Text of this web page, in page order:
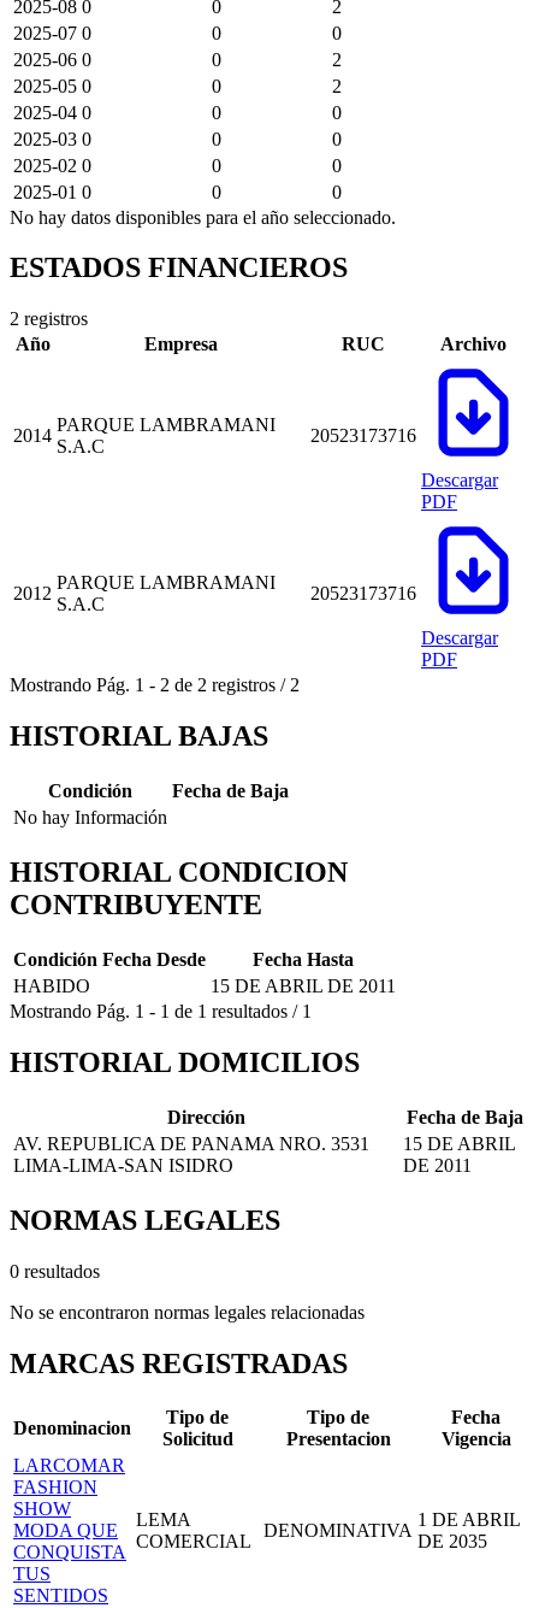
2025-08 0 0
2
2025-07 0 0
0
2025-06 0 0
2
2025-05 0 0
2
2025-04 0 0
0
2025-03 0 0
0
2025-02 0 0
0
2025-01 0 0
0
No hay datos disponibles para el año seleccionado.
ESTADOS FINANCIEROS
2 registros
Año
Empresa RUC Archivo
2014
PARQUE LAMBRAMANI
S.A.C
20523173716
Descargar
PDF
2012
PARQUE LAMBRAMANI
S.A.C
20523173716
Descargar
PDF
Mostrando Pág. 1 - 2 de 2 registros / 2
HISTORIAL BAJAS
Condición
Fecha de Baja
No hay Información
HISTORIAL CONDICION
CONTRIBUYENTE
Condición Fecha Desde
Fecha Hasta
HABIDO
15 DE ABRIL DE 2011
Mostrando Pág. 1 - 1 de 1 resultados / 1
HISTORIAL DOMICILIOS
Dirección
Fecha de Baja
AV. REPUBLICA DE PANAMA NRO. 3531
LIMA-LIMA-SAN ISIDRO
15 DE ABRIL
DE 2011
NORMAS LEGALES
0 resultados
No se encontraron normas legales relacionadas
MARCAS REGISTRADAS
Denominacion
Tipo de
Solicitud
Tipo de
Presentacion
Fecha
Vigencia
LARCOMAR
FASHION
SHOW
MODA QUE
CONQUISTA
TUS
SENTIDOS
LEMA
COMERCIAL
DENOMINATIVA
1 DE ABRIL
DE 2035